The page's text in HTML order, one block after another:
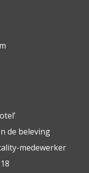
de beleving
medewerker